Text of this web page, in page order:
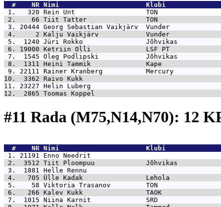
  #    NR
Nimi                      Klubi
1.   320 Rein Unt                  TON
2.    66 Tiit Tatter               TON
3. 20444 Georg Sebastian Vaikjärv  Vunder
4.     2 Kalju Vaikjärv            Vunder
5.  1240 Jüri Rokko                Jõhvikas
6. 19000 Ketriin Olli              LSF PT
7.  1545 Oleg Podlipski            Jõhvikas
8.  1311 Heini Tammik              Kape
9. 22111 Rainer Kranberg           Mercury
10.  3362 Raivo Kukk
11. 23227 Helin Luberg
12.  2865 Toomas Koppel
#11 Rada (M75,N14,N70): 12
  #    NR
Nimi                      Klubi
1. 21191 Enno Needrit
2.  3512 Tiit Ploompuu             Jõhvikas
3.  1881 Helle Rennu
4.   705 Ülle Kadak                Lehola
5.    58 Viktoria Trasanov         TON
6.   266 Kalev Kukk                TAOK
7.  1015 Niina Karnit              SRD